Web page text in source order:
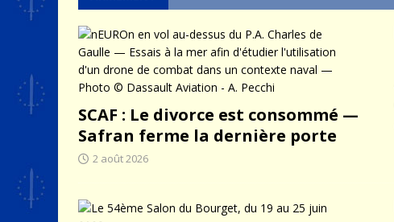
SCAF : Le divorce est consommé —
Safran ferme la dernière porte
2 août 2026